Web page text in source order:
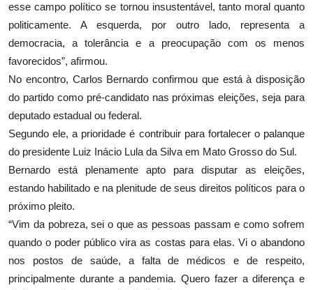
esse campo político se tornou insustentável, tanto moral quanto
politicamente. A esquerda, por outro lado, representa a
democracia, a tolerância e a preocupação com os menos
favorecidos”, afirmou.
No encontro, Carlos Bernardo confirmou que está à disposição
do partido como pré-candidato nas próximas eleições, seja para
deputado estadual ou federal.
Segundo ele, a prioridade é contribuir para fortalecer o palanque
do presidente Luiz Inácio Lula da Silva em Mato Grosso do Sul.
Bernardo está plenamente apto para disputar as eleições,
estando habilitado e na plenitude de seus direitos políticos para o
próximo pleito.
“Vim da pobreza, sei o que as pessoas passam e como sofrem
quando o poder público vira as costas para elas. Vi o abandono
nos postos de saúde, a falta de médicos e de respeito,
principalmente durante a pandemia. Quero fazer a diferença e